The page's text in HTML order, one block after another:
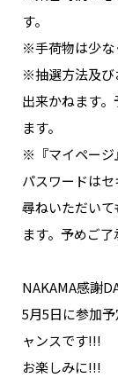
す。
※手荷物は少な
※抽選方法及び
出来かねます
ます。
※『マイページ
パスワードは
尋ねいただい
ます。予めご
NAKAMA感謝
5月5日に参加
ャンスです!!!
お楽しみに!!!